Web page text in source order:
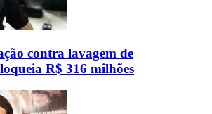
contra lavagem de
R$ 316 milhões